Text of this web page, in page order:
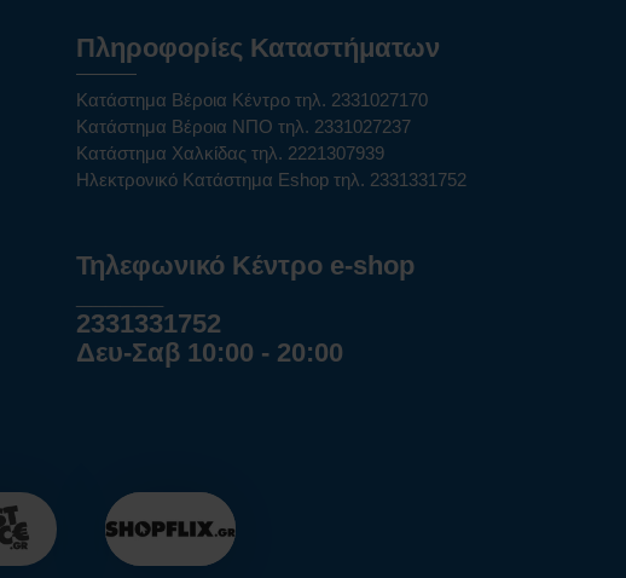
Πληροφορίες Καταστήματων
Κατάστημα Βέροια Κέντρο τηλ. 2331027170
Κατάστημα Βέροια ΝΠΟ τηλ. 2331027237
Κατάστημα Χαλκίδας τηλ. 2221307939
Ηλεκτρονικό Κατάστημα Eshop τηλ. 2331331752
Τηλεφωνικό Κέντρο e-shop
2331331752
Δευ-Σαβ 10:00 - 20:00